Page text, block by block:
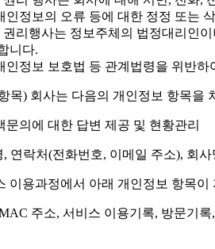
인정보의 오류 등에 대한 정정 또는
권리행사는 정보주체의 법정대리인
니다.
인정보 보호법 등 관계법령을 위반
목) 회사는 다음의 개인정보 항목을
문의에 대한 답변 제공 및 현황관리
연락처(전화번호, 이메일 주소), 회사
이용과정에서 아래 개인정보 항목
주소, 서비스 이용기록, 방문기